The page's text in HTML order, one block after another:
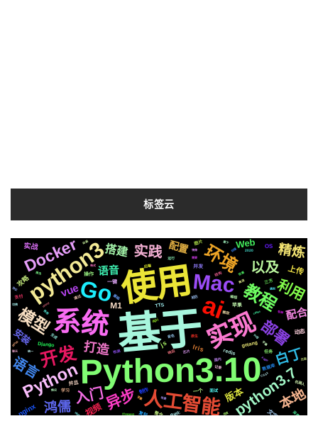
标签云
基于
使用
Python3.10
系统 ai
实现
Go
python3 Mac
人工智能
开发
教程
Python
环境
Docker
模型 部署
python3.7
异步
实践
入门
以及
利用
白丁
鸿儒
精炼
语言
本地
打造
搭建
配合
语音
vue
配置
安装
版本
Web
M1
视频
上传
实战
nginx
攻略
js Iris
动态
OS
文字
golang
TTS
Django
一键
redis
苹果
并发
操作
制作 一个
并且
任务
面试
api
三方
图片
数据库
整合
复刻
学习
支付
自动化
音色
响应
ffmpeg
原生
芯片
前后
检测
基础
2020
微软
国内
后端
机器人
深度
记录
编程
通过
svg
生成
结构
运行
centos
推送
需要
格式
字幕
变量
推荐
celery
场景
阻塞
镜像
Apple
各种
存储
遇到
统一
CSS3
github
切换
动画
爬虫
属于
情况
协议
聊天
合成
页面
https